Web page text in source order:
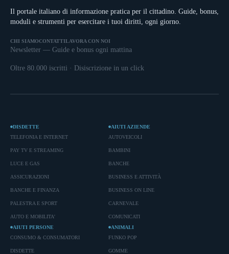
Il portale italiano di informazione pratica per il cittadino. Guide, bonus,
moduli e strumenti per esercitare i tuoi diritti, ogni giorno.
CHI SIAMOCONTATTILAVORA CON NOI
Newsletter — Guide e bonus ogni mattina
Oltre 80.000 iscritti · Disiscrizione in un click
DISDETTE
TELEFONIA E INTERNET
PAY TV E STREAMING
LUCE E GAS
ASSICURAZIONI
BANCHE E FINANZA
PALESTRA E SPORT
AUTO E MOBILITA'
AIUTI AZIENDE
AUTOVEICOLI
BAMBINI
BANCHE
BUSINESS E ATTIVITÀ
BUSINESS ON LINE
CARNEVALE
COMUNICATI
AIUTI PERSONE
CONSUMO & CONSUMATORI
DISDETTE
ANIMALI
FUNKO POP
GOMME